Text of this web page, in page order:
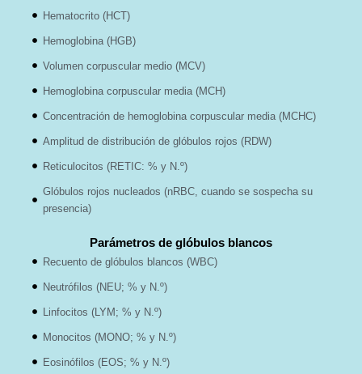
Hematocrito (HCT)
Hemoglobina (HGB)
Volumen corpuscular medio (MCV)
Hemoglobina corpuscular media (MCH)
Concentración de hemoglobina corpuscular media (MCHC)
Amplitud de distribución de glóbulos rojos (RDW)
Reticulocitos (RETIC: % y N.º)
Glóbulos rojos nucleados (nRBC, cuando se sospecha su
presencia)
Parámetros de glóbulos blancos
Recuento de glóbulos blancos (WBC)
Neutrófilos (NEU; % y N.º)
Linfocitos (LYM; % y N.º)
Monocitos (MONO; % y N.º)
Eosinófilos (EOS; % y N.º)